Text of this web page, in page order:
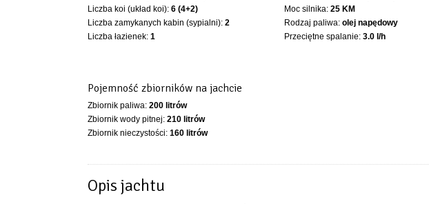
Liczba koi (układ koi): 6 (4+2)
Liczba zamykanych kabin (sypialni): 2
Liczba łazienek: 1
Moc silnika: 25 KM
Rodzaj paliwa: olej napędowy
Przeciętne spalanie: 3.0 l/h
Pojemność zbiorników na jachcie
Zbiornik paliwa: 200 litrów
Zbiornik wody pitnej: 210 litrów
Zbiornik nieczystości: 160 litrów
Opis jachtu